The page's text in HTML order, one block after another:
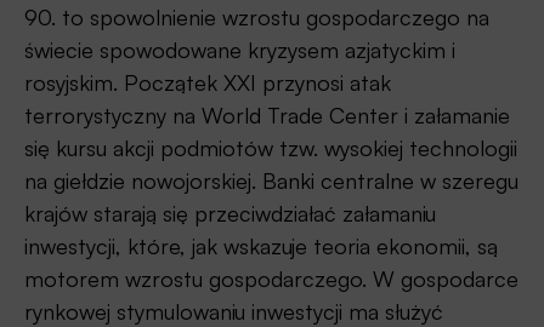
90. to spowolnienie wzrostu gospodarczego na
świecie spowodowane kryzysem azjatyckim i
rosyjskim. Początek XXI przynosi atak
terrorystyczny na World Trade Center i załamanie
się kursu akcji podmiotów tzw. wysokiej technologii
na giełdzie nowojorskiej. Banki centralne w szeregu
krajów starają się przeciwdziałać załamaniu
inwestycji, które, jak wskazuje teoria ekonomii, są
motorem wzrostu gospodarczego. W gospodarce
rynkowej stymulowaniu inwestycji ma służyć